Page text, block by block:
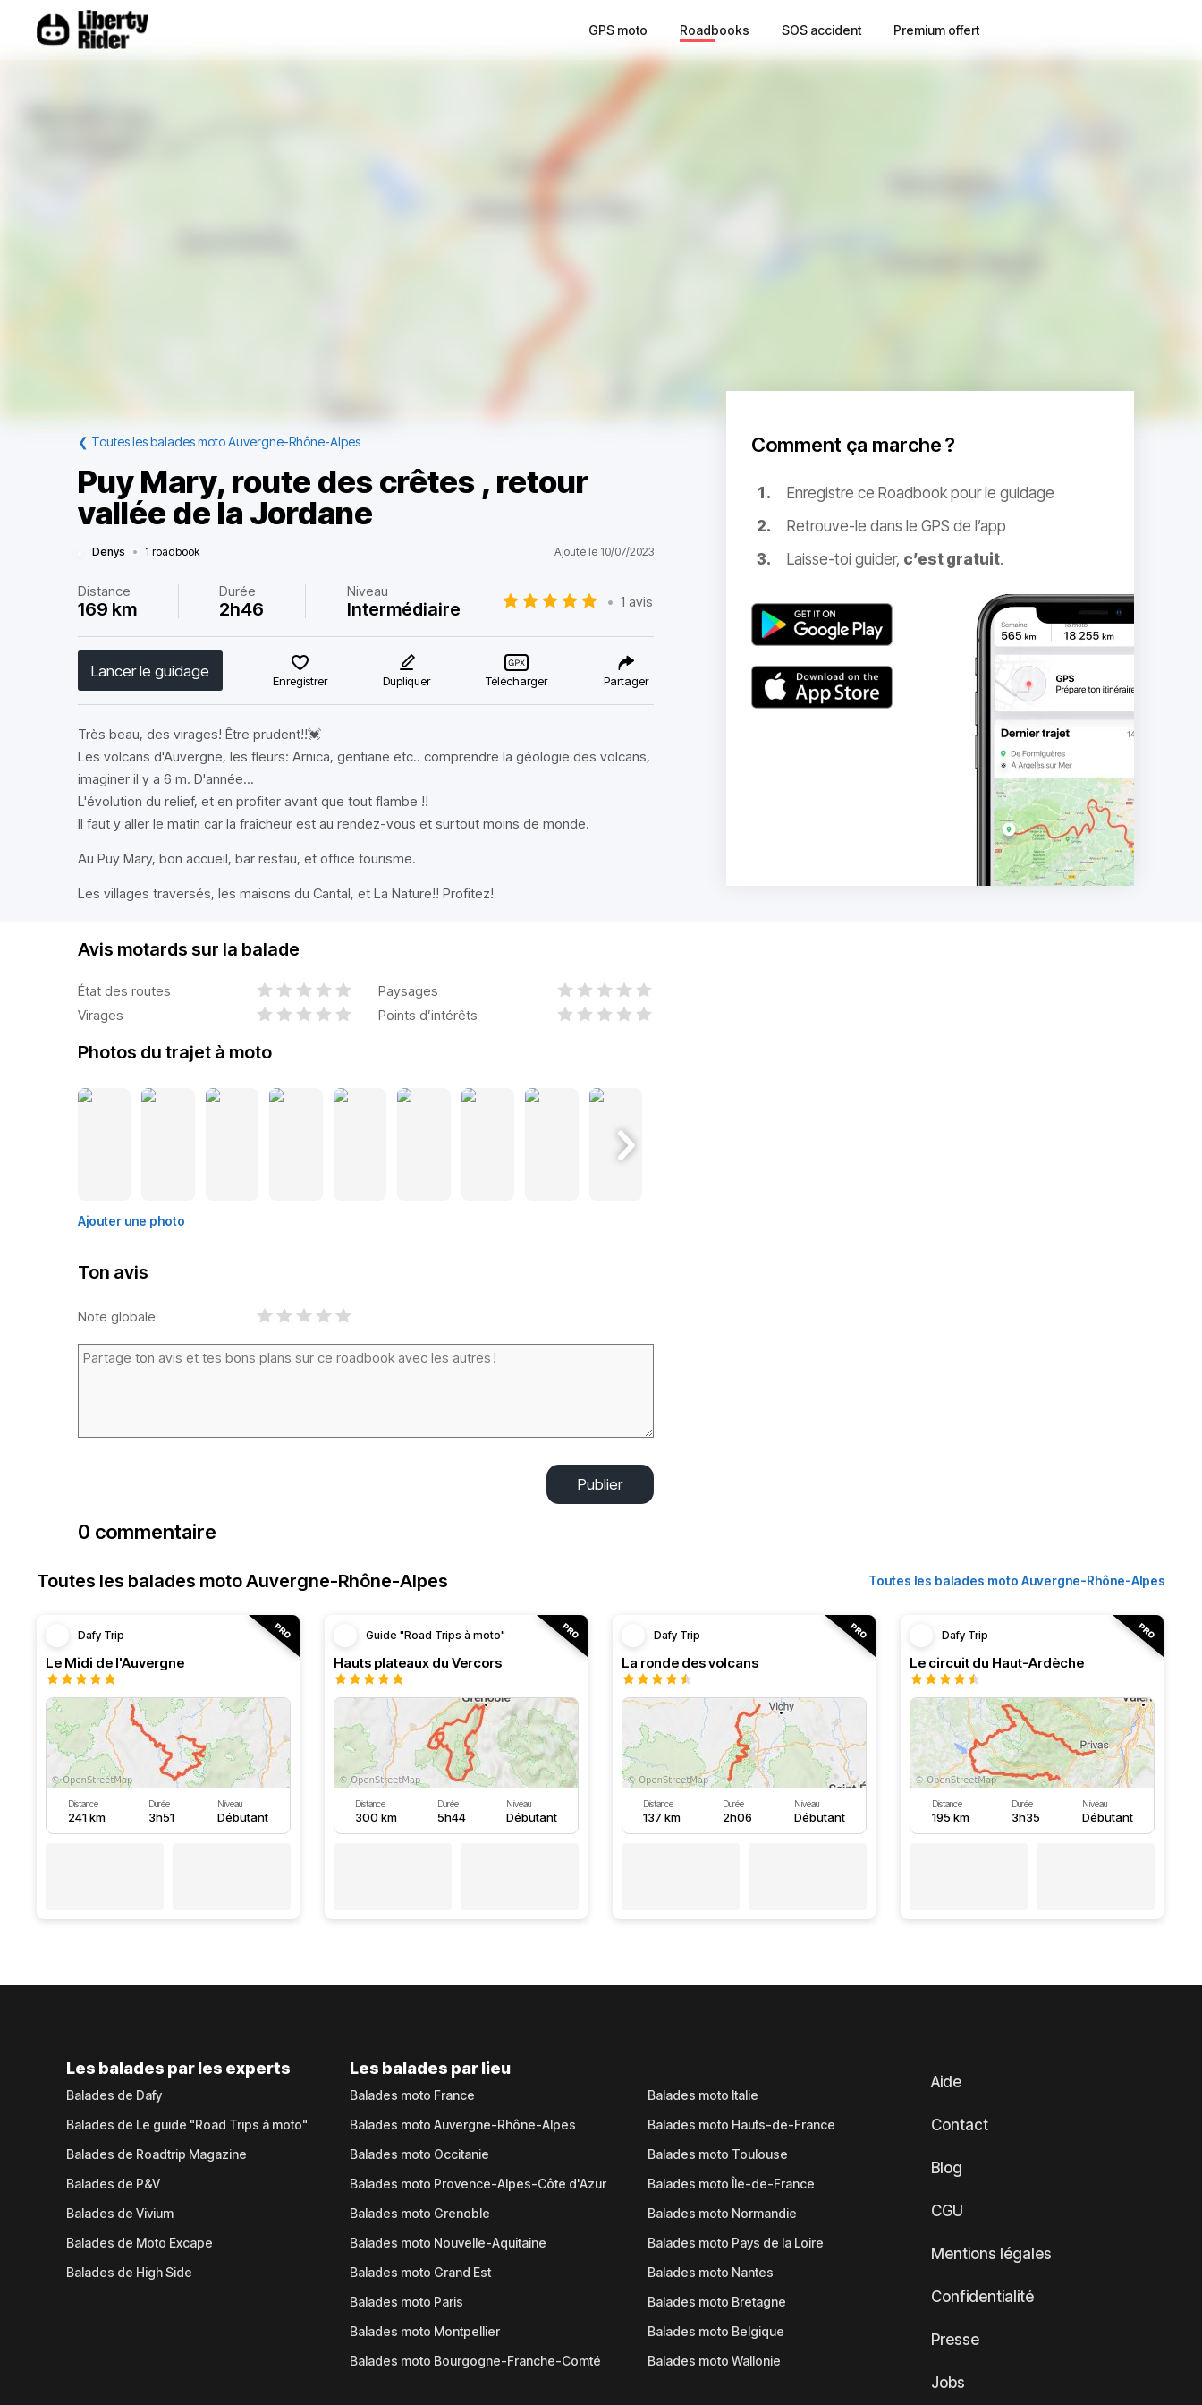
GPS moto Roadbooks SOS accident Premium offert
❮ Toutes les balades moto Auvergne-Rhône-Alpes
Puy Mary, route des crêtes , retour
vallée de la Jordane
Denys • 1 roadbook Ajouté le 10/07/2023
Distance
169 km
Durée
2h46
Niveau
Intermédiaire • 1 avis
Lancer le guidage
Enregistrer Dupliquer Télécharger Partager
Très beau, des virages! Être prudent!!💓
Les volcans d'Auvergne, les fleurs: Arnica, gentiane etc.. comprendre la géologie des volcans,
imaginer il y a 6 m. D'année...
L'évolution du relief, et en profiter avant que tout flambe !!
Il faut y aller le matin car la fraîcheur est au rendez-vous et surtout moins de monde.
Au Puy Mary, bon accueil, bar restau, et office tourisme.
Les villages traversés, les maisons du Cantal, et La Nature!! Profitez!
Comment ça marche ?
Enregistre ce Roadbook pour le guidage
Retrouve-le dans le GPS de l’app
Laisse-toi guider, c’est gratuit.
Avis motards sur la balade
État des routes
Paysages
Virages
Points d’intérêts
Photos du trajet à moto
Ajouter une photo
Ton avis
Note globale
Publier
0 commentaire
Toutes les balades moto Auvergne-Rhône-Alpes Toutes les balades moto Auvergne-Rhône-Alpes
Dafy Trip
Le Midi de l'Auvergne
Distance
241 km
Durée
3h51
Niveau
Débutant
Guide "Road Trips à moto"
Hauts plateaux du Vercors
Distance
300 km
Durée
5h44
Niveau
Débutant
Dafy Trip
La ronde des volcans
Distance
137 km
Durée
2h06
Niveau
Débutant
Dafy Trip
Le circuit du Haut-Ardèche
Distance
195 km
Durée
3h35
Niveau
Débutant
Les balades par les experts
Balades de Dafy
Balades de Le guide "Road Trips à moto"
Balades de Roadtrip Magazine
Balades de P&V
Balades de Vivium
Balades de Moto Excape
Balades de High Side
Les balades par lieu
Balades moto France
Balades moto Auvergne-Rhône-Alpes
Balades moto Occitanie
Balades moto Provence-Alpes-Côte d'Azur
Balades moto Grenoble
Balades moto Nouvelle-Aquitaine
Balades moto Grand Est
Balades moto Paris
Balades moto Montpellier
Balades moto Bourgogne-Franche-Comté
Balades moto Italie
Balades moto Hauts-de-France
Balades moto Toulouse
Balades moto Île-de-France
Balades moto Normandie
Balades moto Pays de la Loire
Balades moto Nantes
Balades moto Bretagne
Balades moto Belgique
Balades moto Wallonie
Aide
Contact
Blog
CGU
Mentions légales
Confidentialité
Presse
Jobs